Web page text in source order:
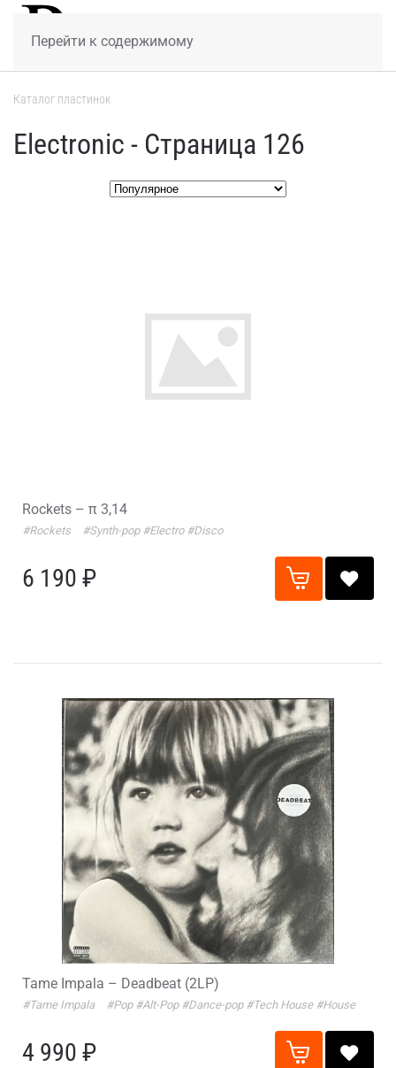
Перейти к содержимому
Каталог пластинок
Electronic - Страница 126
Rockets – π 3,14
#Rockets #Synth-pop #Electro #Disco
6 190 ₽
Tame Impala – Deadbeat (2LP)
#Tame Impala #Pop #Alt-Pop #Dance-pop #Tech House #House
4 990 ₽